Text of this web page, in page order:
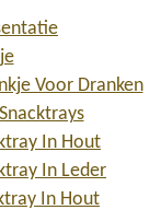
Voor Dranken
In Hout
In Leder
In Hout